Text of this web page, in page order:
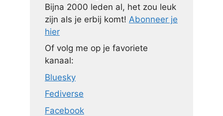
Bijna 2000 leden al, het zou leuk
zijn als je erbij komt! Abonneer je
hier
Of volg me op je favoriete
kanaal:
Bluesky
Fediverse
Facebook